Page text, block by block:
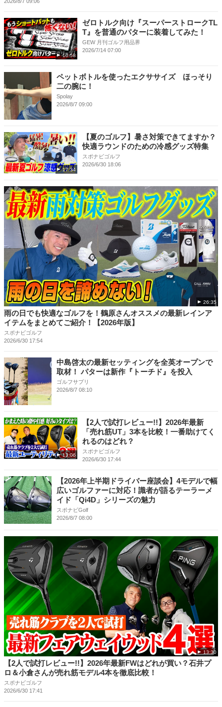
10:58
ゼロトルク向け『スーパーストロークTL
T』を普通のパターに装着してみた！
GEW 月刊ゴルフ用品界
2026/7/14 07:00
ペットボトルを使ったエクササイズ ほっそり
二の腕に！
Spolay
2026/8/7 09:00
17:34
【夏のゴルフ】暑さ対策できてますか？
快適ラウンドのための冷感グッズ特集
スポナビゴルフ
2026/6/30 18:06
26:35
雨の日でも快適なゴルフを！鶴原さんオススメの最新レインア
イテムをまとめてご紹介！【2026年版】
スポナビゴルフ
2026/6/30 17:54
中島啓太の最新セッティングを全英オープンで
取材！ パターは新作『トーチド』を投入
ゴルフサプリ
2026/8/7 08:10
13:06
【2人で試打レビュー!!】2026年最新
「売れ筋UT」3本を比較！一番助けてく
れるのはどれ？
スポナビゴルフ
2026/6/30 17:44
【2026年上半期ドライバー座談会】4モデルで幅
広いゴルファーに対応！識者が語るテーラーメ
イド「Qi4D」シリーズの魅力
スポナビGolf
2026/8/7 08:00
13:30
【2人で試打レビュー!!】2026年最新FWはどれが買い？石井プ
ロ＆小倉さんが売れ筋モデル4本を徹底比較！
スポナビゴルフ
2026/6/30 17:41